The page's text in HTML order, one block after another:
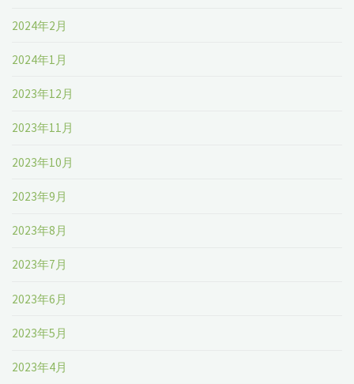
2024年2月
2024年1月
2023年12月
2023年11月
2023年10月
2023年9月
2023年8月
2023年7月
2023年6月
2023年5月
2023年4月